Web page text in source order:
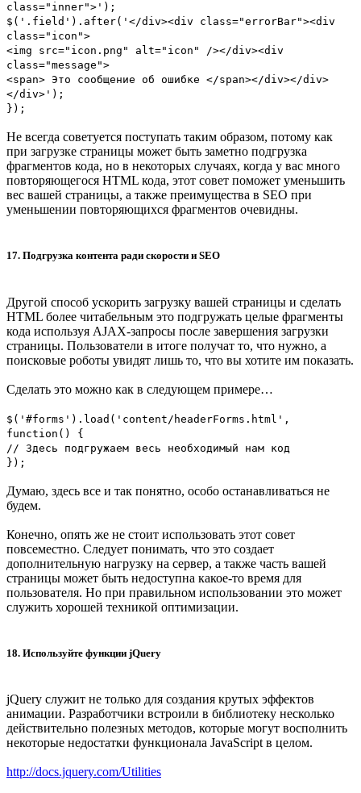
class="inner">');
$('.field').after('</div><div class="errorBar"><div
class="icon">
<img src="icon.png" alt="icon" /></div><div
class="message">
<span> Это сообщение об ошибке </span></div></div>
</div>');
});
Не всегда советуется поступать таким образом, потому как
при загрузке страницы может быть заметно подгрузка
фрагментов кода, но в некоторых случаях, когда у вас много
повторяющегося HTML кода, этот совет поможет уменьшить
вес вашей страницы, а также преимущества в SEO при
уменьшении повторяющихся фрагментов очевидны.
17. Подгрузка контента ради скорости и SEO
Другой способ ускорить загрузку вашей страницы и сделать
HTML более читабельным это подгружать целые фрагменты
кода используя AJAX-запросы после завершения загрузки
страницы. Пользователи в итоге получат то, что нужно, а
поисковые роботы увидят лишь то, что вы хотите им показать.
Сделать это можно как в следующем примере…
$('#forms').load('content/headerForms.html',
function() {
// Здесь подгружаем весь необходимый нам код
});
Думаю, здесь все и так понятно, особо останавливаться не
будем.
Конечно, опять же не стоит использовать этот совет
повсеместно. Следует понимать, что это создает
дополнительную нагрузку на сервер, а также часть вашей
страницы может быть недоступна какое-то время для
пользователя. Но при правильном использовании это может
служить хорошей техникой оптимизации.
18. Используйте функции jQuery
jQuery служит не только для создания крутых эффектов
анимации. Разработчики встроили в библиотеку несколько
действительно полезных методов, которые могут восполнить
некоторые недостатки функционала JavaScript в целом.
http://docs.jquery.com/Utilities